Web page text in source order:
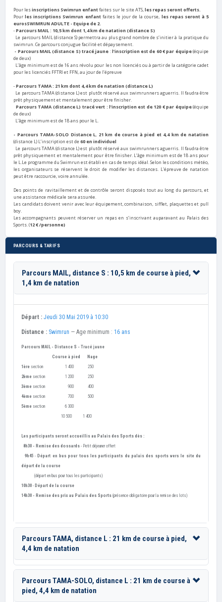
Pour lesinscriptions Swimrun enfantfaites sur le site ATS,les repas seront offerts.
Pourles inscriptions Swimrun enfant faites le jour de la course, les repas seront à 5
eurosSWIMRUN ADULTE - Equipe de 2.
-Parcours MAIL : 10,5 km dont 1,4 km de natation (distance S)
Le parcours MAIL (distance S) permettra au plus grand nombre de s’initier à la pratique du
swimrun. Ce parcours conjugue facilité et dépaysement.
- Parcours MAIL(distance S) tracé jaune :l’inscription est de 60 € par équipe(équipe
de deux)
L’âge minimum est de 16 ans révolu pour les non licenciés ou à partir de la catégorie cadet
pour les licenciés FFTRI et FFN, au jour de l’épreuve
-Parcours TAMA : 21 km dont 4,4 km de natation (distance L)
Le parcours TAMA (distance L) est plutôt réservé aux swimrunners aguerris. Il faudra être
prêt physiquement et mentalement pour être finisher.
Parcours TAMA (distance L) tracé vert : l’inscription est de 120 € par équipe(équipe
de deux)
L’âge minimum est de 18 ans pour le L.
- Parcours TAMA-SOLO Distance L, 21 km de course à pied et 4,4 km de natation
(distance L) L’inscription est de 60 en individuel
Le parcours TAMA (distance L) est plutôt réservé aux swimrunners aguerris. Il faudra être
prêt physiquement et mentalement pour être finisher. L’âge minimum est de 18 ans pour
le L.Le programme du Swimrun est établi en cas de temps idéal. Selon les conditions météo,
les organisateurs se réservent le droit de modifier les distances. L’épreuve de natation
peut être raccourcie, voire annulée.
Des points de ravitaillement et de contrôle seront disposés tout au long du parcours, et
une assistance médicale sera assurée.
Les candidats doivent venir avec leur équipement, combinaison, sifflet, plaquettes et pull
boy.
Les accompagnants peuvent réserver un repas en s’inscrivant auparavant au Palais des
Sports. (12 € /personne)
PARCOURS & TARIFS
Parcours MAIL, distance S : 10,5 km de course à pied,
1,4 km de natation
Départ : Jeudi 30 Mai 2019 à 10:30
Distance : Swimrun — Age minimum : 16 ans
Parcours MAIL - Distance S - Tracé jaune
Course à pied Nage
1ère section 1 400 250
2ème section 1 200 250
3ème section 900 400
4ème section 700 500
5ème section 6 300
10 500 1 400
Les participants seront accueillis au Palais des Sports dès :
8h30 - Remise des dossards - Petit déjeuner offert
9h45- Départ en buspour tous les participants du palais des sports vers le site du
départ de la course
(départ en bus pour tous les participants)
10h30 - Départ de la course
14h30 - Remise des prix au Palais des Sports (présence obligatoire pour la remise des lots)
Parcours TAMA, distance L : 21 km de course à pied,
4,4 km de natation
Parcours TAMA-SOLO, distance L : 21 km de course à
pied, 4,4 km de natation